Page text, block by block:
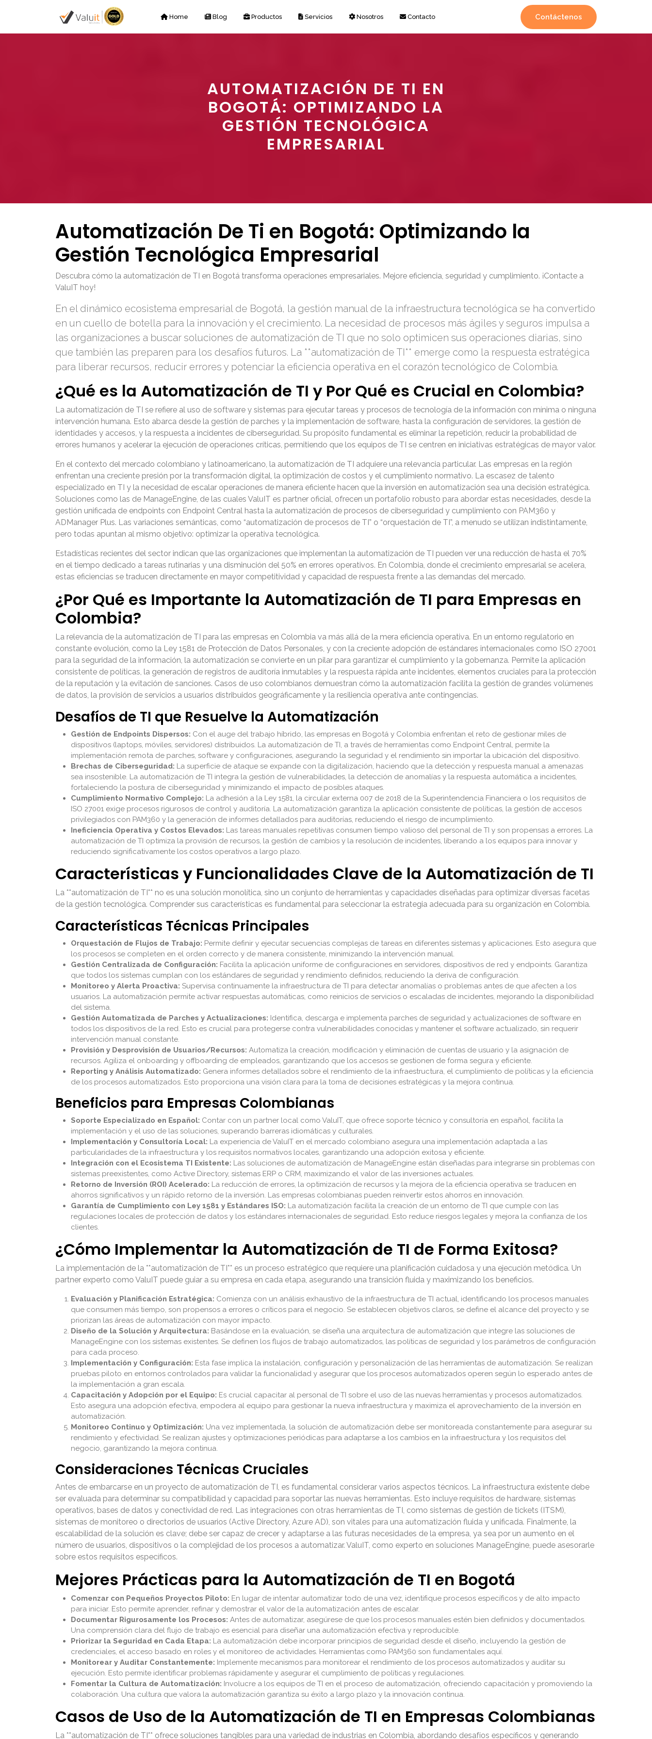
Home Blog Productos Servicios Nosotros Contacto Contáctenos
AUTOMATIZACIÓN DE TI EN
BOGOTÁ: OPTIMIZANDO LA
GESTIÓN TECNOLÓGICA
EMPRESARIAL
Automatización De Ti en Bogotá: Optimizando la
Gestión Tecnológica Empresarial
Descubra cómo la automatización de TI en Bogotá transforma operaciones empresariales. Mejore eficiencia, seguridad y cumplimiento. ¡Contacte a
ValuIT hoy!
En el dinámico ecosistema empresarial de Bogotá, la gestión manual de la infraestructura tecnológica se ha convertido
en un cuello de botella para la innovación y el crecimiento. La necesidad de procesos más ágiles y seguros impulsa a
las organizaciones a buscar soluciones de automatización de TI que no solo optimicen sus operaciones diarias, sino
que también las preparen para los desafíos futuros. La **automatización de TI** emerge como la respuesta estratégica
para liberar recursos, reducir errores y potenciar la eficiencia operativa en el corazón tecnológico de Colombia.
¿Qué es la Automatización de TI y Por Qué es Crucial en Colombia?
La automatización de TI se refiere al uso de software y sistemas para ejecutar tareas y procesos de tecnología de la información con mínima o ninguna
intervención humana. Esto abarca desde la gestión de parches y la implementación de software, hasta la configuración de servidores, la gestión de
identidades y accesos, y la respuesta a incidentes de ciberseguridad. Su propósito fundamental es eliminar la repetición, reducir la probabilidad de
errores humanos y acelerar la ejecución de operaciones críticas, permitiendo que los equipos de TI se centren en iniciativas estratégicas de mayor valor.
En el contexto del mercado colombiano y latinoamericano, la automatización de TI adquiere una relevancia particular. Las empresas en la región
enfrentan una creciente presión por la transformación digital, la optimización de costos y el cumplimiento normativo. La escasez de talento
especializado en TI y la necesidad de escalar operaciones de manera eficiente hacen que la inversión en automatización sea una decisión estratégica.
Soluciones como las de ManageEngine, de las cuales ValuIT es partner oficial, ofrecen un portafolio robusto para abordar estas necesidades, desde la
gestión unificada de endpoints con Endpoint Central hasta la automatización de procesos de ciberseguridad y cumplimiento con PAM360 y
ADManager Plus. Las variaciones semánticas, como “automatización de procesos de TI” o “orquestación de TI”, a menudo se utilizan indistintamente,
pero todas apuntan al mismo objetivo: optimizar la operativa tecnológica.
Estadísticas recientes del sector indican que las organizaciones que implementan la automatización de TI pueden ver una reducción de hasta el 70%
en el tiempo dedicado a tareas rutinarias y una disminución del 50% en errores operativos. En Colombia, donde el crecimiento empresarial se acelera,
estas eficiencias se traducen directamente en mayor competitividad y capacidad de respuesta frente a las demandas del mercado.
¿Por Qué es Importante la Automatización de TI para Empresas en
Colombia?
La relevancia de la automatización de TI para las empresas en Colombia va más allá de la mera eficiencia operativa. En un entorno regulatorio en
constante evolución, como la Ley 1581 de Protección de Datos Personales, y con la creciente adopción de estándares internacionales como ISO 27001
para la seguridad de la información, la automatización se convierte en un pilar para garantizar el cumplimiento y la gobernanza. Permite la aplicación
consistente de políticas, la generación de registros de auditoría inmutables y la respuesta rápida ante incidentes, elementos cruciales para la protección
de la reputación y la evitación de sanciones. Casos de uso colombianos demuestran cómo la automatización facilita la gestión de grandes volúmenes
de datos, la provisión de servicios a usuarios distribuidos geográficamente y la resiliencia operativa ante contingencias.
Desafíos de TI que Resuelve la Automatización
Gestión de Endpoints Dispersos: Con el auge del trabajo híbrido, las empresas en Bogotá y Colombia enfrentan el reto de gestionar miles de
dispositivos (laptops, móviles, servidores) distribuidos. La automatización de TI, a través de herramientas como Endpoint Central, permite la
implementación remota de parches, software y configuraciones, asegurando la seguridad y el rendimiento sin importar la ubicación del dispositivo.
Brechas de Ciberseguridad: La superficie de ataque se expande con la digitalización, haciendo que la detección y respuesta manual a amenazas
sea insostenible. La automatización de TI integra la gestión de vulnerabilidades, la detección de anomalías y la respuesta automática a incidentes,
fortaleciendo la postura de ciberseguridad y minimizando el impacto de posibles ataques.
Cumplimiento Normativo Complejo: La adhesión a la Ley 1581, la circular externa 007 de 2018 de la Superintendencia Financiera o los requisitos de
ISO 27001 exige procesos rigurosos de control y auditoría. La automatización garantiza la aplicación consistente de políticas, la gestión de accesos
privilegiados con PAM360 y la generación de informes detallados para auditorías, reduciendo el riesgo de incumplimiento.
Ineficiencia Operativa y Costos Elevados: Las tareas manuales repetitivas consumen tiempo valioso del personal de TI y son propensas a errores. La
automatización de TI optimiza la provisión de recursos, la gestión de cambios y la resolución de incidentes, liberando a los equipos para innovar y
reduciendo significativamente los costos operativos a largo plazo.
Características y Funcionalidades Clave de la Automatización de TI
La **automatización de TI** no es una solución monolítica, sino un conjunto de herramientas y capacidades diseñadas para optimizar diversas facetas
de la gestión tecnológica. Comprender sus características es fundamental para seleccionar la estrategia adecuada para su organización en Colombia.
Características Técnicas Principales
Orquestación de Flujos de Trabajo: Permite definir y ejecutar secuencias complejas de tareas en diferentes sistemas y aplicaciones. Esto asegura que
los procesos se completen en el orden correcto y de manera consistente, minimizando la intervención manual.
Gestión Centralizada de Configuración: Facilita la aplicación uniforme de configuraciones en servidores, dispositivos de red y endpoints. Garantiza
que todos los sistemas cumplan con los estándares de seguridad y rendimiento definidos, reduciendo la deriva de configuración.
Monitoreo y Alerta Proactiva: Supervisa continuamente la infraestructura de TI para detectar anomalías o problemas antes de que afecten a los
usuarios. La automatización permite activar respuestas automáticas, como reinicios de servicios o escaladas de incidentes, mejorando la disponibilidad
del sistema.
Gestión Automatizada de Parches y Actualizaciones: Identifica, descarga e implementa parches de seguridad y actualizaciones de software en
todos los dispositivos de la red. Esto es crucial para protegerse contra vulnerabilidades conocidas y mantener el software actualizado, sin requerir
intervención manual constante.
Provisión y Desprovisión de Usuarios/Recursos: Automatiza la creación, modificación y eliminación de cuentas de usuario y la asignación de
recursos. Agiliza el onboarding y offboarding de empleados, garantizando que los accesos se gestionen de forma segura y eficiente.
Reporting y Análisis Automatizado: Genera informes detallados sobre el rendimiento de la infraestructura, el cumplimiento de políticas y la eficiencia
de los procesos automatizados. Esto proporciona una visión clara para la toma de decisiones estratégicas y la mejora continua.
Beneficios para Empresas Colombianas
Soporte Especializado en Español: Contar con un partner local como ValuIT, que ofrece soporte técnico y consultoría en español, facilita la
implementación y el uso de las soluciones, superando barreras idiomáticas y culturales.
Implementación y Consultoría Local: La experiencia de ValuIT en el mercado colombiano asegura una implementación adaptada a las
particularidades de la infraestructura y los requisitos normativos locales, garantizando una adopción exitosa y eficiente.
Integración con el Ecosistema TI Existente: Las soluciones de automatización de ManageEngine están diseñadas para integrarse sin problemas con
sistemas preexistentes, como Active Directory, sistemas ERP o CRM, maximizando el valor de las inversiones actuales.
Retorno de Inversión (ROI) Acelerado: La reducción de errores, la optimización de recursos y la mejora de la eficiencia operativa se traducen en
ahorros significativos y un rápido retorno de la inversión. Las empresas colombianas pueden reinvertir estos ahorros en innovación.
Garantía de Cumplimiento con Ley 1581 y Estándares ISO: La automatización facilita la creación de un entorno de TI que cumple con las
regulaciones locales de protección de datos y los estándares internacionales de seguridad. Esto reduce riesgos legales y mejora la confianza de los
clientes.
¿Cómo Implementar la Automatización de TI de Forma Exitosa?
La implementación de la **automatización de TI** es un proceso estratégico que requiere una planificación cuidadosa y una ejecución metódica. Un
partner experto como ValuIT puede guiar a su empresa en cada etapa, asegurando una transición fluida y maximizando los beneficios.
Evaluación y Planificación Estratégica: Comienza con un análisis exhaustivo de la infraestructura de TI actual, identificando los procesos manuales
que consumen más tiempo, son propensos a errores o críticos para el negocio. Se establecen objetivos claros, se define el alcance del proyecto y se
priorizan las áreas de automatización con mayor impacto.
Diseño de la Solución y Arquitectura: Basándose en la evaluación, se diseña una arquitectura de automatización que integre las soluciones de
ManageEngine con los sistemas existentes. Se definen los flujos de trabajo automatizados, las políticas de seguridad y los parámetros de configuración
para cada proceso.
Implementación y Configuración: Esta fase implica la instalación, configuración y personalización de las herramientas de automatización. Se realizan
pruebas piloto en entornos controlados para validar la funcionalidad y asegurar que los procesos automatizados operen según lo esperado antes de
la implementación a gran escala.
Capacitación y Adopción por el Equipo: Es crucial capacitar al personal de TI sobre el uso de las nuevas herramientas y procesos automatizados.
Esto asegura una adopción efectiva, empodera al equipo para gestionar la nueva infraestructura y maximiza el aprovechamiento de la inversión en
automatización.
Monitoreo Continuo y Optimización: Una vez implementada, la solución de automatización debe ser monitoreada constantemente para asegurar su
rendimiento y efectividad. Se realizan ajustes y optimizaciones periódicas para adaptarse a los cambios en la infraestructura y los requisitos del
negocio, garantizando la mejora continua.
Consideraciones Técnicas Cruciales
Antes de embarcarse en un proyecto de automatización de TI, es fundamental considerar varios aspectos técnicos. La infraestructura existente debe
ser evaluada para determinar su compatibilidad y capacidad para soportar las nuevas herramientas. Esto incluye requisitos de hardware, sistemas
operativos, bases de datos y conectividad de red. Las integraciones con otras herramientas de TI, como sistemas de gestión de tickets (ITSM),
sistemas de monitoreo o directorios de usuarios (Active Directory, Azure AD), son vitales para una automatización fluida y unificada. Finalmente, la
escalabilidad de la solución es clave; debe ser capaz de crecer y adaptarse a las futuras necesidades de la empresa, ya sea por un aumento en el
número de usuarios, dispositivos o la complejidad de los procesos a automatizar. ValuIT, como experto en soluciones ManageEngine, puede asesorarle
sobre estos requisitos específicos.
Mejores Prácticas para la Automatización de TI en Bogotá
Comenzar con Pequeños Proyectos Piloto: En lugar de intentar automatizar todo de una vez, identifique procesos específicos y de alto impacto
para iniciar. Esto permite aprender, refinar y demostrar el valor de la automatización antes de escalar.
Documentar Rigurosamente los Procesos: Antes de automatizar, asegúrese de que los procesos manuales estén bien definidos y documentados.
Una comprensión clara del flujo de trabajo es esencial para diseñar una automatización efectiva y reproducible.
Priorizar la Seguridad en Cada Etapa: La automatización debe incorporar principios de seguridad desde el diseño, incluyendo la gestión de
credenciales, el acceso basado en roles y el monitoreo de actividades. Herramientas como PAM360 son fundamentales aquí.
Monitorear y Auditar Constantemente: Implemente mecanismos para monitorear el rendimiento de los procesos automatizados y auditar su
ejecución. Esto permite identificar problemas rápidamente y asegurar el cumplimiento de políticas y regulaciones.
Fomentar la Cultura de Automatización: Involucre a los equipos de TI en el proceso de automatización, ofreciendo capacitación y promoviendo la
colaboración. Una cultura que valora la automatización garantiza su éxito a largo plazo y la innovación continua.
Casos de Uso de la Automatización de TI en Empresas Colombianas
La **automatización de TI** ofrece soluciones tangibles para una variedad de industrias en Colombia, abordando desafíos específicos y generando